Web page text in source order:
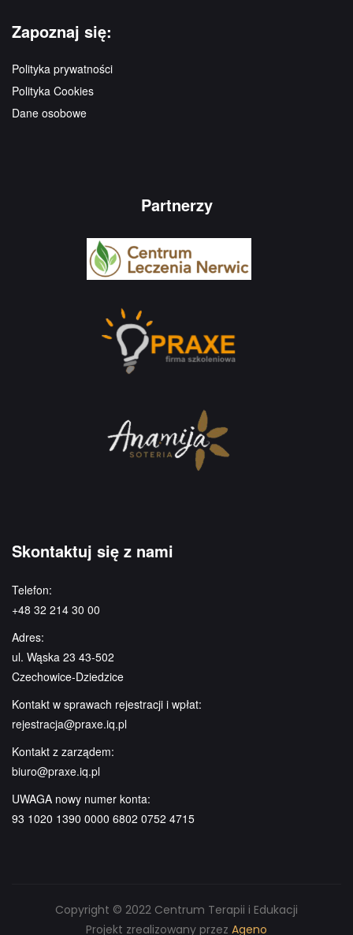
Zapoznaj się:
Polityka prywatności
Polityka Cookies
Dane osobowe
Partnerzy
Skontaktuj się z nami
Telefon:
+48 32 214 30 00
Adres:
ul. Wąska 23 43-502
Czechowice-Dziedzice
Kontakt w sprawach rejestracji i wpłat:
rejestracja@praxe.iq.pl
Kontakt z zarządem:
biuro@praxe.iq.pl
UWAGA nowy numer konta:
93 1020 1390 0000 6802 0752 4715
Copyright © 2022 Centrum Terapii i Edukacji
Projekt zrealizowany przez Ageno